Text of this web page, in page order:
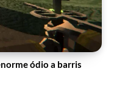
ódio a barris